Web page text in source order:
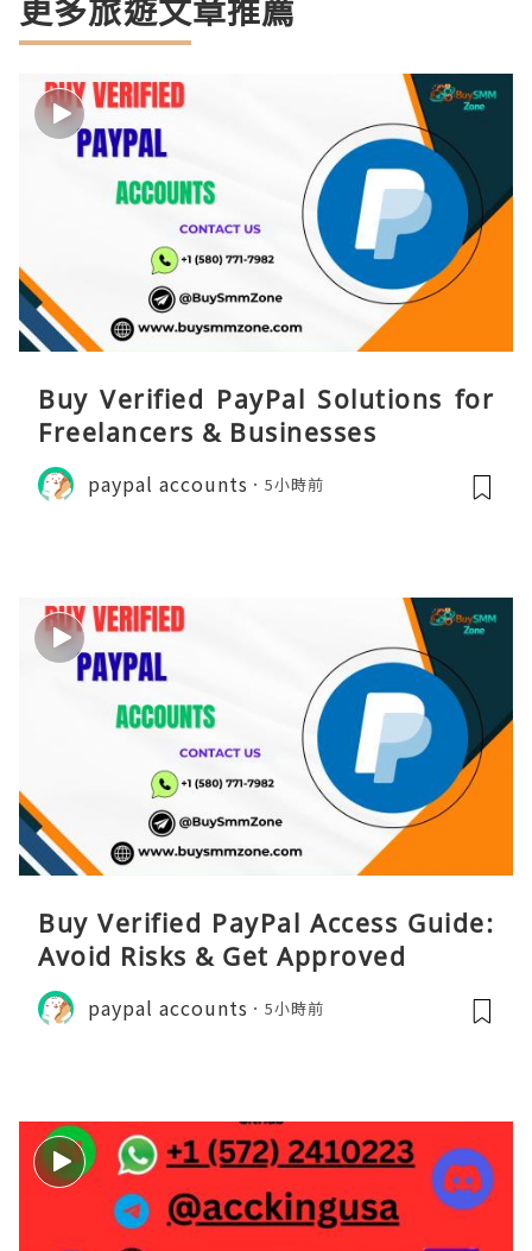
更多旅遊文章推薦
Buy Verified PayPal Solutions for
Freelancers & Businesses
paypal accounts 5小時前
Buy Verified PayPal Access Guide:
Avoid Risks & Get Approved
paypal accounts 5小時前